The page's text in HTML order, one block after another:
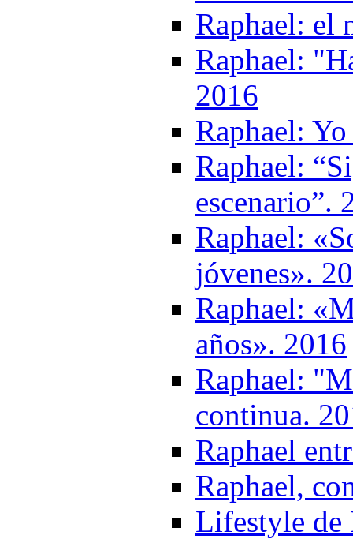
Raphael: el
Raphael:
2016
Raphael:
Raphael:
escenario”.
Raphael:
jóvenes».
Raphael:
años». 2016
Raphael:
continua.
Raphael
Raphael,
Lifestyle de